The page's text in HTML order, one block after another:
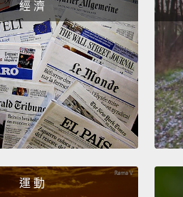
the hottest guy or girl in
hottest person in the
back talking and giggling
that's most likely because
首先，你們登機的時候，我
的那個人。然後我們會評分
誰，或女生，頭等艙最辣的
的人是誰。所以如果你看到
很可能是因為我正在討論你
經 濟
運 動